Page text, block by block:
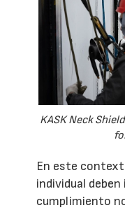
KASK Neck
En este
individual
cumplimiento